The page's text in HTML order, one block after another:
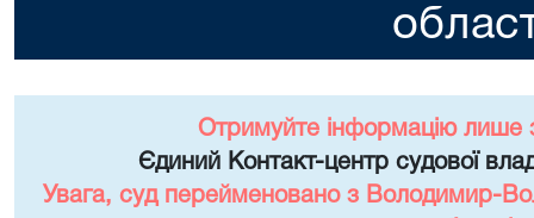
Отримуйте інформацію лише
Єдиний Контакт-центр судової
Увага, суд перейменовано з Володимир-